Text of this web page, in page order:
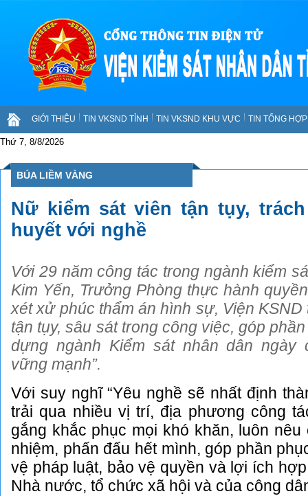
GIỚI THIỆU TIN VKSND TỈNH TIN VKSND KHU VỰC TIN TỔNG
Thứ 7, 8/8/2026
BÚA LIỀM VÀNG
Nữ kiểm sát viên tận tụy,
huyết với nghề
Với 29 năm công tác trong ngành kiểm
Kim Yến, Trưởng Phòng thực hành
xét xử phúc thẩm án hình sự, Viện
tận tụy, sâu sát trong công việc, góp
dựng ngành Kiểm sát nhân dân ngày
vững mạnh”.
Với suy nghĩ “Yêu nghề sẽ nhất định
trải qua nhiều vị trí, địa phương công
gắng khắc phục mọi khó khăn, luôn nêu
nhiệm, phấn đấu hết mình, góp phần
vệ pháp luật, bảo vệ quyền và lợi ích
Nhà nước, tổ chức xã hội và của công